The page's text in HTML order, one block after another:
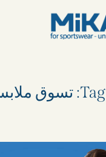
Tag: تسوق ملابس